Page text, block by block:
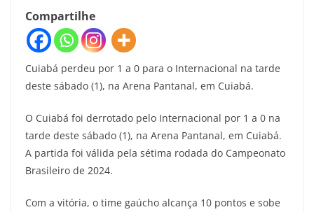
Compartilhe
Cuiabá perdeu por 1 a 0 para o Internacional na tarde
deste sábado (1), na Arena Pantanal, em Cuiabá.
O Cuiabá foi derrotado pelo Internacional por 1 a 0 na
tarde deste sábado (1), na Arena Pantanal, em Cuiabá.
A partida foi válida pela sétima rodada do Campeonato
Brasileiro de 2024.
Com a vitória, o time gaúcho alcança 10 pontos e sobe